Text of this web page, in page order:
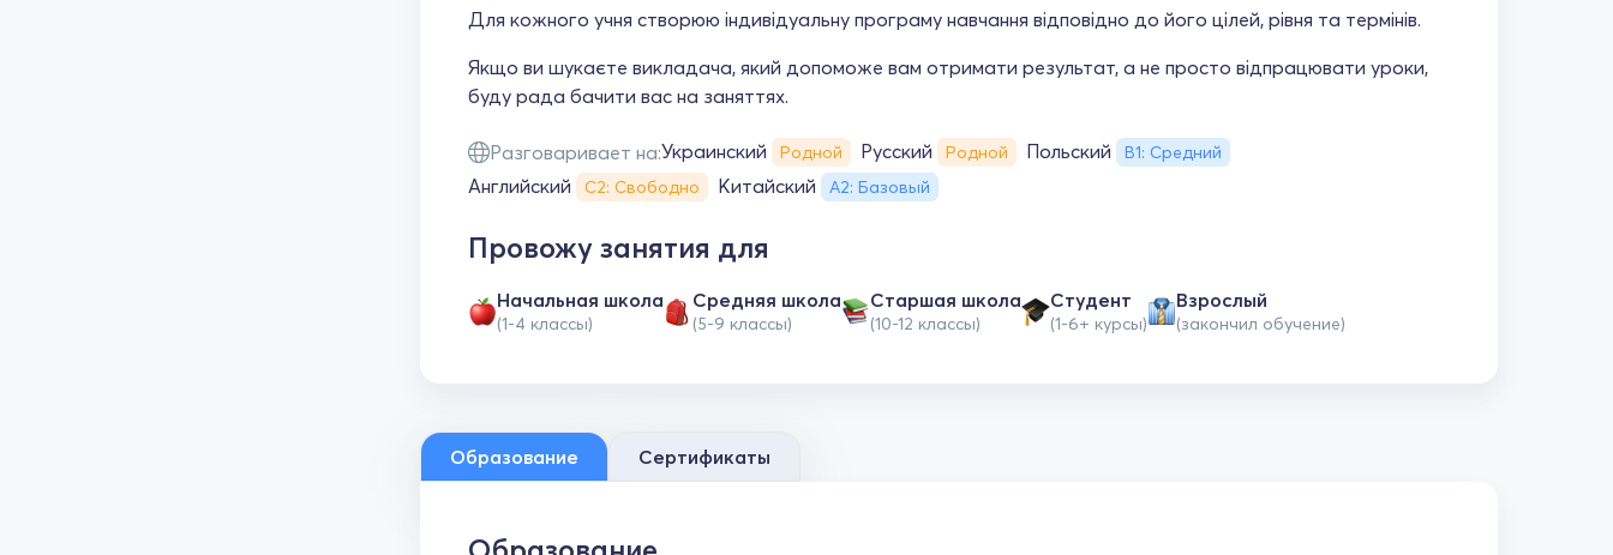
Для кожного учня створюю індивідуальну програму навчання відповідно до його цілей, рівня та термінів.
Якщо ви шукаєте викладача, який допоможе вам отримати результат, а не просто відпрацювати уроки,
буду рада бачити вас на заняттях.
Разговаривает на:Украинский Родной Русский Родной Польский В1: Средний
Английский С2: Свободно Китайский А2: Базовый
Провожу занятия для
Начальная школа
(1-4 классы)
Средняя школа
(5-9 классы)
Cтаршая школа
(10-12 классы)
Студент
(1-6+ курсы)
Взрослый
(закончил обучение)
Образование Сертификаты